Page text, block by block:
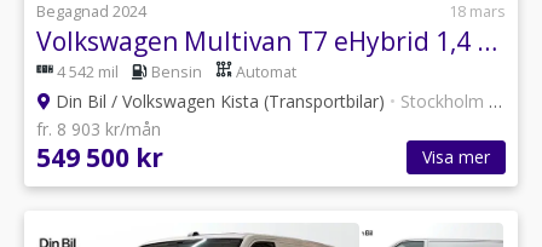
Begagnad 2024 18 mars
Volkswagen Multivan T7 eHybrid 1,4 TSI 150 DSG/Drag/Värmare
4 542 mil Bensin Automat
Din Bil / Volkswagen Kista (Transportbilar) • Stockholm •12
fr. 8 903 kr/mån
549 500 kr Visa mer